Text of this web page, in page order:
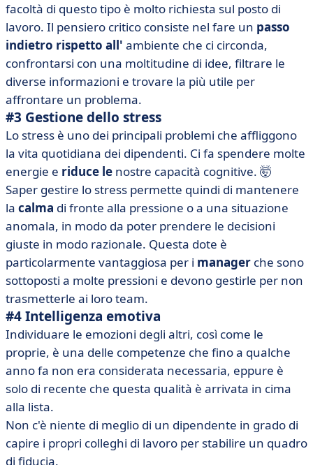
facoltà di questo tipo è molto richiesta sul posto di
lavoro. Il pensiero critico consiste nel fare un passo
indietro rispetto all' ambiente che ci circonda,
confrontarsi con una moltitudine di idee, filtrare le
diverse informazioni e trovare la più utile per
affrontare un problema.
#3 Gestione dello stress
Lo stress è uno dei principali problemi che affliggono
la vita quotidiana dei dipendenti. Ci fa spendere molte
energie e riduce le nostre capacità cognitive. 🤯
Saper gestire lo stress permette quindi di mantenere
la calma di fronte alla pressione o a una situazione
anomala, in modo da poter prendere le decisioni
giuste in modo razionale. Questa dote è
particolarmente vantaggiosa per i manager che sono
sottoposti a molte pressioni e devono gestirle per non
trasmetterle ai loro team.
#4 Intelligenza emotiva
Individuare le emozioni degli altri, così come le
proprie, è una delle competenze che fino a qualche
anno fa non era considerata necessaria, eppure è
solo di recente che questa qualità è arrivata in cima
alla lista.
Non c'è niente di meglio di un dipendente in grado di
capire i propri colleghi di lavoro per stabilire un quadro
di fiducia.